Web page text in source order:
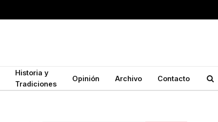
Historia y
Tradiciones
Opinión Archivo Contacto